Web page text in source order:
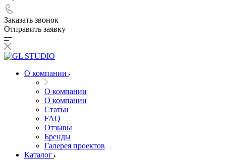
Заказать звонок
Отправить заявку
О компании
О компании
О компании
Статьи
FAQ
Отзывы
Бренды
Галерея проектов
Каталог